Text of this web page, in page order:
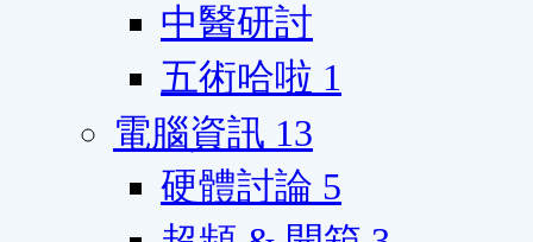
中醫研討
五術哈啦 1
電腦資訊 13
硬體討論 5